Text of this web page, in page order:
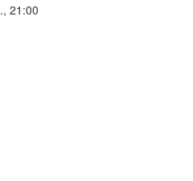
21:00